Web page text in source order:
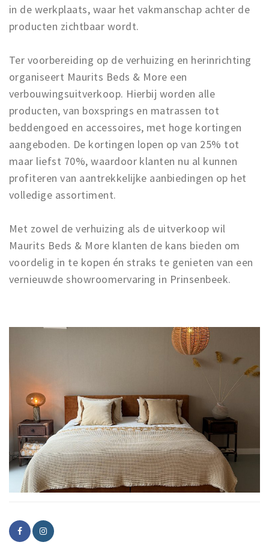
Inloggen
in de werkplaats, waar het vakmanschap achter de
producten zichtbaar wordt.
Ter voorbereiding op de verhuizing en herinrichting
organiseert Maurits Beds & More een
verbouwingsuitverkoop. Hierbij worden alle
producten, van boxsprings en matrassen tot
beddengoed en accessoires, met hoge kortingen
aangeboden. De kortingen lopen op van 25% tot
maar liefst 70%, waardoor klanten nu al kunnen
profiteren van aantrekkelijke aanbiedingen op het
volledige assortiment.
Met zowel de verhuizing als de uitverkoop wil
Maurits Beds & More klanten de kans bieden om
voordelig in te kopen én straks te genieten van een
vernieuwde showroomervaring in Prinsenbeek.